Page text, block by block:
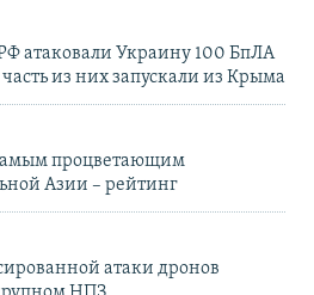
атаковали Украину 100 БпЛА
из них запускали из Крыма
процветающим
Азии – рейтинг
атаки дронов